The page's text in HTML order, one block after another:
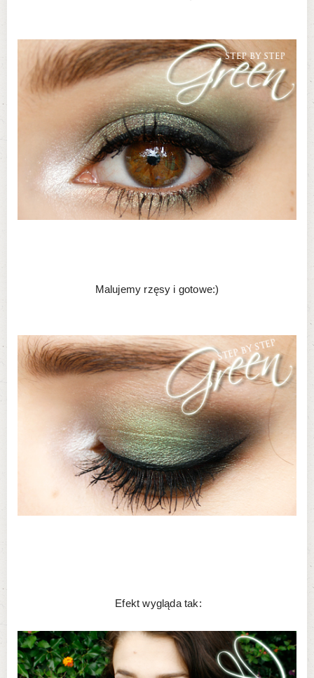
Malujemy rzęsy i gotowe:)
Efekt wygląda tak: